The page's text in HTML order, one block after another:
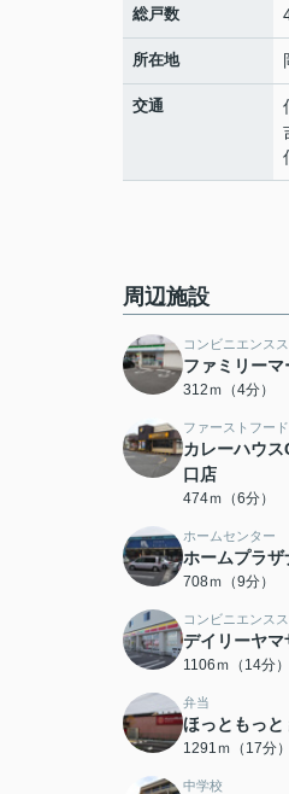
総戸数
所在地
交通
周辺施設
コンビニエンス
ファミリー
312ｍ（4分）
ファーストフード
カレーハウ
口店
474ｍ（6分）
ホームセンター
ホームプラ
708ｍ（9分）
コンビニエンス
デイリーヤ
1106ｍ（14分）
弁当
ほっともっ
1291ｍ（17分）
中学校